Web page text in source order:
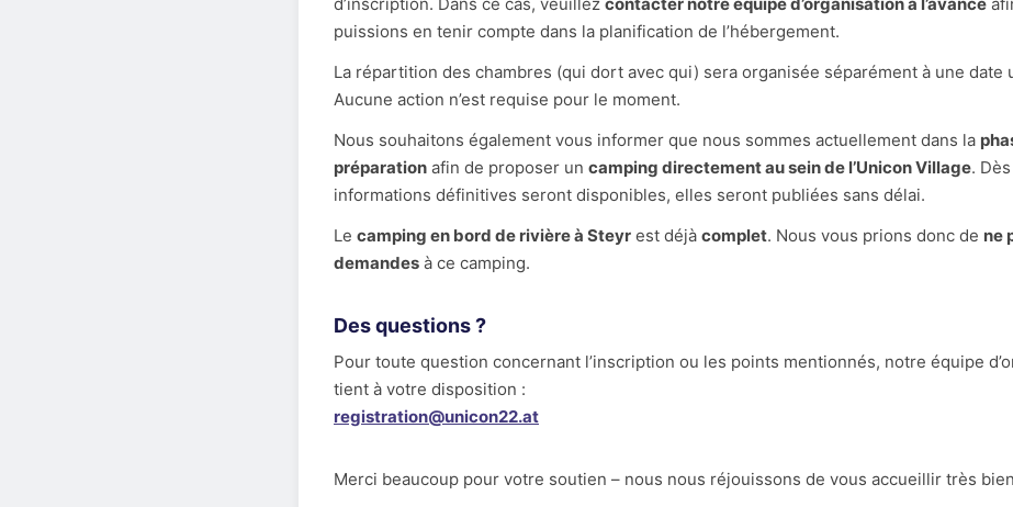
puissions en tenir compte dans la planification de l’hébergement.
La répartition des chambres (qui dort avec qui) sera organisée séparément à une date
Aucune action n’est requise pour le moment.
Nous souhaitons également vous informer que nous sommes actuellement dans la
préparation afin de proposer un camping directement au sein de l’Unicon Village.
informations définitives seront disponibles, elles seront publiées sans délai.
Le camping en bord de rivière à Steyr est déjà complet. Nous vous prions donc de ne
demandes à ce camping.
Des questions ?
Pour toute question concernant l’inscription ou les points mentionnés, notre équipe
tient à votre disposition :
registration@unicon22.at
Merci beaucoup pour votre soutien – nous nous réjouissons de vous accueillir très